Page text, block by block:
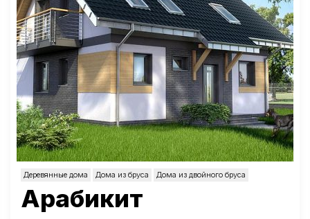
Деревянные дома Дома из бруса Дома из двойного бруса
Арабикит